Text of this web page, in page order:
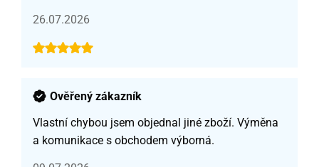
26.07.2026
Ověřený zákazník
Vlastní chybou jsem objednal jiné zboží. Výměna
a komunikace s obchodem výborná.